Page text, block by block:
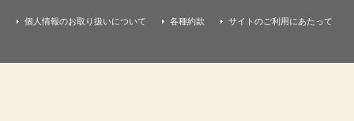
個人情報のお取り扱いについて 各種約款 サイトのご利用にあたって